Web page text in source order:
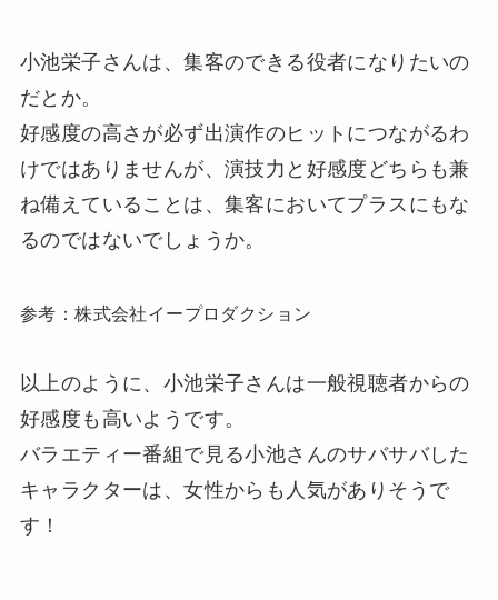
小池栄子さんは、集客のできる役者になりたいの
だとか。
好感度の高さが必ず出演作のヒットにつながるわ
けではありませんが、演技力と好感度どちらも兼
ね備えていることは、集客においてプラスにもな
るのではないでしょうか。
参考：株式会社イープロダクション
以上のように、小池栄子さんは一般視聴者からの
好感度も高いようです。
バラエティー番組で見る小池さんのサバサバした
キャラクターは、女性からも人気がありそうで
す！